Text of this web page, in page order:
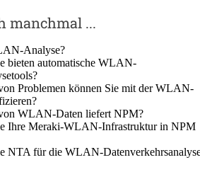
manchmal ...
Analyse?
bieten automatische WLAN-
Problemen können Sie mit der WLAN-
WLAN-Daten liefert NPM?
Ihre Meraki-WLAN-Infrastruktur in NPM
NTA für die WLAN-